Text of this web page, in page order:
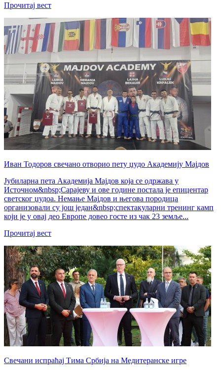
Прочитај вест
Иван Тодоров свечано отворио пету џудо Академију Мајдов
Јубиларна пета Академија Мајдов која се одржава у
Источном&nbsp;Сарајеву и ове године постала је епицентар
светског џудоа. Немање Мајдов и његова породица
организовали су још један&nbsp;спектакуларни тренинг камп
који је у овај део Европе довео госте из чак 23 земље...
Прочитај вест
Свечани испраћај Тима Србија на Медитеранске игре